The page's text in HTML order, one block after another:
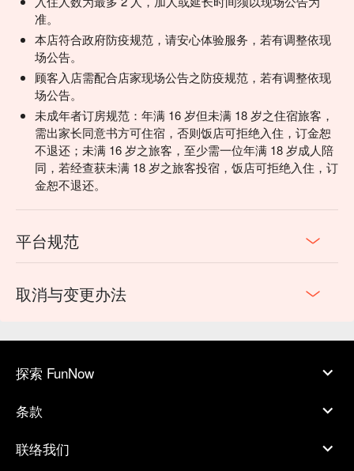
准。
本店符合政府防疫规范，请安心体验服务，若有调整依现
场公告。
顾客入店需配合店家现场公告之防疫规范，若有调整依现
场公告。
未成年者订房规范：年满 16 岁但未满 18 岁之住宿旅客，
需出家长同意书方可住宿，否则饭店可拒绝入住，订金恕
不退还；未满 16 岁之旅客，至少需一位年满 18 岁成人陪
同，若经查获未满 18 岁之旅客投宿，饭店可拒绝入住，订
金恕不退还。
平台规范
取消与变更办法
探索 FunNow
条款
联络我们